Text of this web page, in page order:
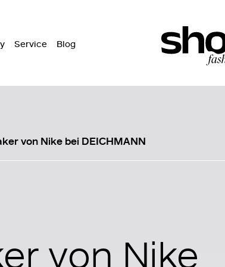
Service Blog
von Nike bei DEICHMANN
von Nike